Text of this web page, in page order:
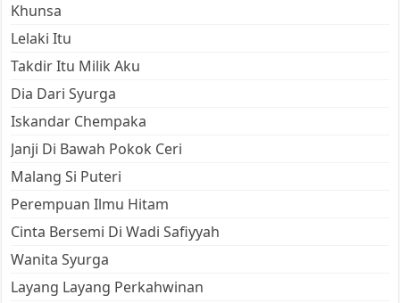
Khunsa
Lelaki Itu
Takdir Itu Milik Aku
Dia Dari Syurga
Iskandar Chempaka
Janji Di Bawah Pokok Ceri
Malang Si Puteri
Perempuan Ilmu Hitam
Cinta Bersemi Di Wadi Safiyyah
Wanita Syurga
Layang Layang Perkahwinan